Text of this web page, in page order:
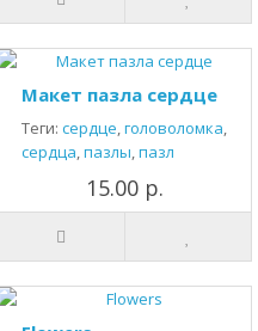
Макет пазла сердце
Теги: сердце,головоломка,
сердца,пазлы,пазл
15.00 р.